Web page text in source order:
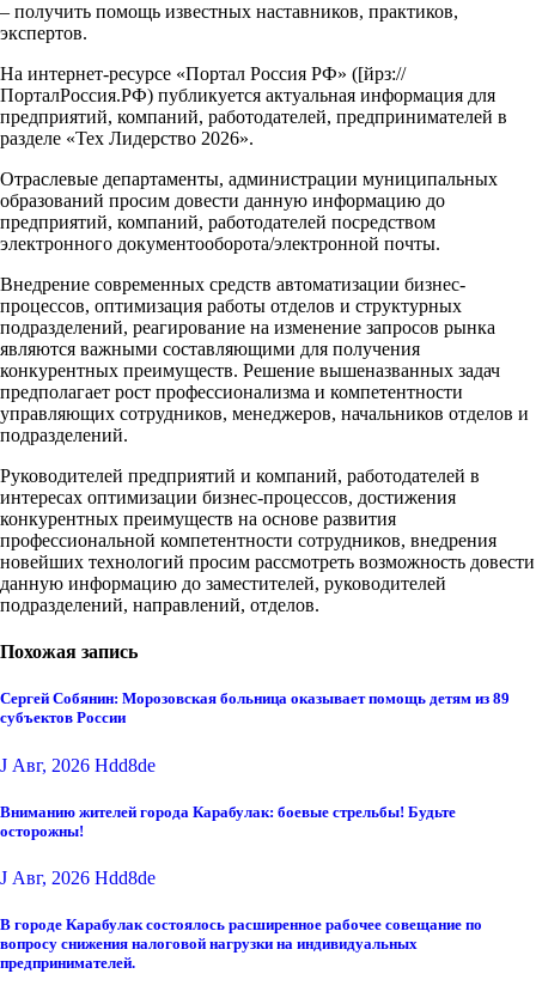
– получить помощь известных наставников, практиков,
экспертов.
На интернет-ресурсе «Портал Россия РФ» ([йрз://
ПорталРоссия.РФ) публикуется актуальная информация для
предприятий, компаний, работодателей, предпринимателей в
разделе «Тех Лидерство 2026».
Отраслевые департаменты, администрации муниципальных
образований просим довести данную информацию до
предприятий, компаний, работодателей посредством
электронного документооборота/электронной почты.
Внедрение современных средств автоматизации бизнес-
процессов, оптимизация работы отделов и структурных
подразделений, реагирование на изменение запросов рынка
являются важными составляющими для получения
конкурентных преимуществ. Решение вышеназванных задач
предполагает рост профессионализма и компетентности
управляющих сотрудников, менеджеров, начальников отделов и
подразделений.
Руководителей предприятий и компаний, работодателей в
интересах оптимизации бизнес-процессов, достижения
конкурентных преимуществ на основе развития
профессиональной компетентности сотрудников, внедрения
новейших технологий просим рассмотреть возможность довести
данную информацию до заместителей, руководителей
подразделений, направлений, отделов.
Похожая запись
Сергей Собянин: Морозовская больница оказывает помощь детям из 89
субъектов России
J Авг, 2026 Hdd8de
Вниманию жителей города Карабулак: боевые стрельбы! Будьте
осторожны!
J Авг, 2026 Hdd8de
В городе Карабулак состоялось расширенное рабочее совещание по
вопросу снижения налоговой нагрузки на индивидуальных
предпринимателей.